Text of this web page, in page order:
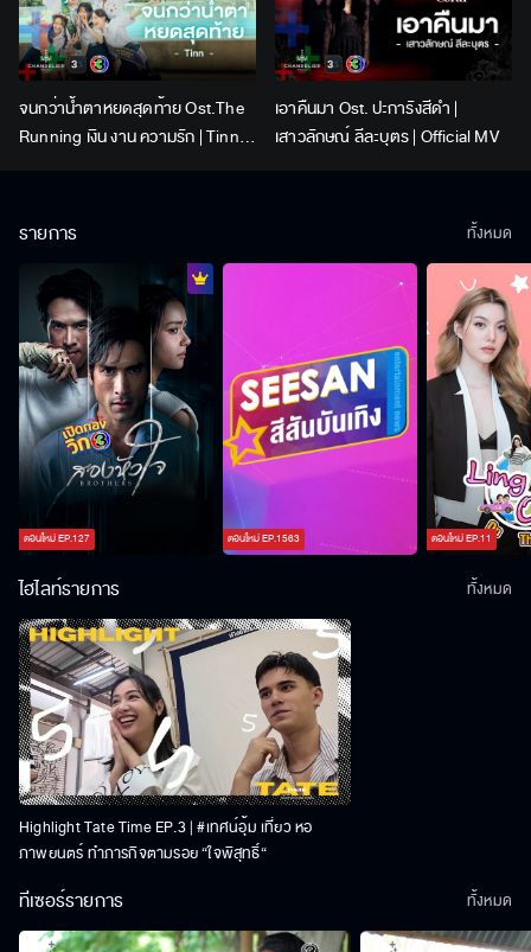
จนกว่าน้ำตาหยดสุดท้าย Ost.The
Running เงิน งาน ความรัก | Tinn |
เอาคืนมา Ost. ปะการังสีดำ |
เสาวลักษณ์ ลีละบุตร | Official MV
รายการ
ตอนใหม่EP.127 ตอนใหม่EP.1563 ตอนใหม่EP.11
ทั้งหมด
ไฮไลท์รายการ
Highlight Tate Time EP.3 | #เทศน์อุ้ม เที่ยว หอ
ภาพยนตร์ ทำภารกิจตามรอย “ใจพิสุทธิ์“
ทั้งหมด
ทีเซอร์รายการ ทั้งหมด